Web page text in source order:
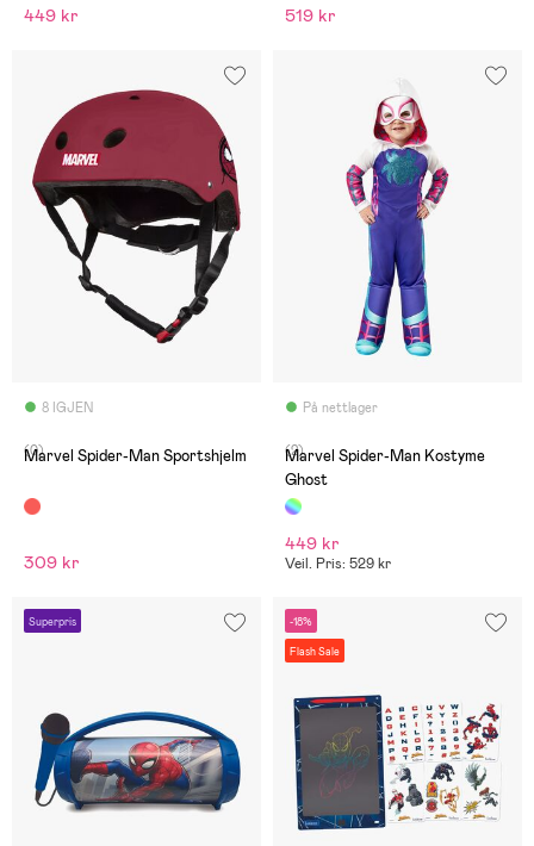
449 kr 519 kr
8 IGJEN
(0)
Marvel Spider-Man Sportshjelm
309 kr
På nettlager
(2)
Marvel Spider-Man Kostyme
Ghost
449 kr
Veil. Pris: 529 kr
Superpris -18%
Flash Sale